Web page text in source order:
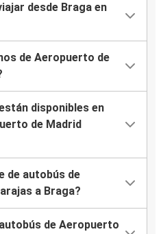
desde Braga en
de Aeropuerto de
disponibles en
de Madrid
de autobús de
a Braga?
de Aeropuerto